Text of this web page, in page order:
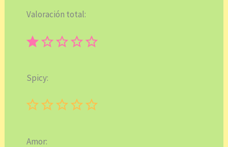
Valoración total:
⭐
Spicy:
Amor: